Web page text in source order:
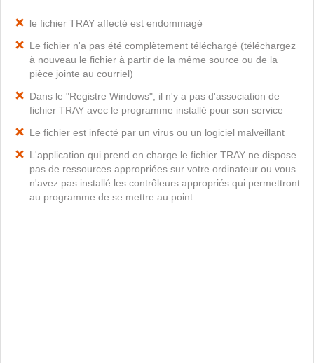
le fichier TRAY affecté est endommagé
Le fichier n'a pas été complètement téléchargé (téléchargez
à nouveau le fichier à partir de la même source ou de la
pièce jointe au courriel)
Dans le "Registre Windows", il n'y a pas d'association de
fichier TRAY avec le programme installé pour son service
Le fichier est infecté par un virus ou un logiciel malveillant
L'application qui prend en charge le fichier TRAY ne dispose
pas de ressources appropriées sur votre ordinateur ou vous
n'avez pas installé les contrôleurs appropriés qui permettront
au programme de se mettre au point.